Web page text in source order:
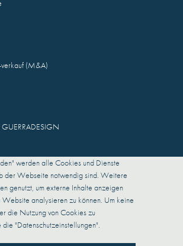
verkauf (M&A)
GUERRADESIGN
werden alle Cookies und Dienste
der Webseite notwendig sind. Weitere
genutzt, um externe Inhalte anzeigen
analysieren zu können. Um keine
die Nutzung von Cookies zu
"Datenschutzeinstellungen".